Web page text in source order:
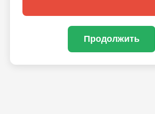
Продолжить